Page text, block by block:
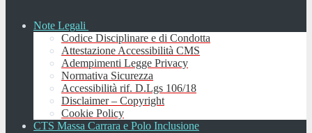
Note Legali
Codice Disciplinare e di Condotta
Attestazione Accessibilità CMS
Adempimenti Legge Privacy
Normativa Sicurezza
Accessibilità rif. D.Lgs 106/18
Disclaimer – Copyright
Cookie Policy
CTS Massa Carrara e Polo Inclusione